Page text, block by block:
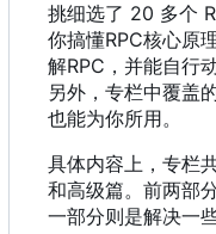
挑细选了 20 多个
你搞懂RPC核心原
解RPC ， 并能自行
另外，专栏中覆盖
也能为你所用。
具体内容上，专栏
和高级篇。前两部
一部分则是解决一